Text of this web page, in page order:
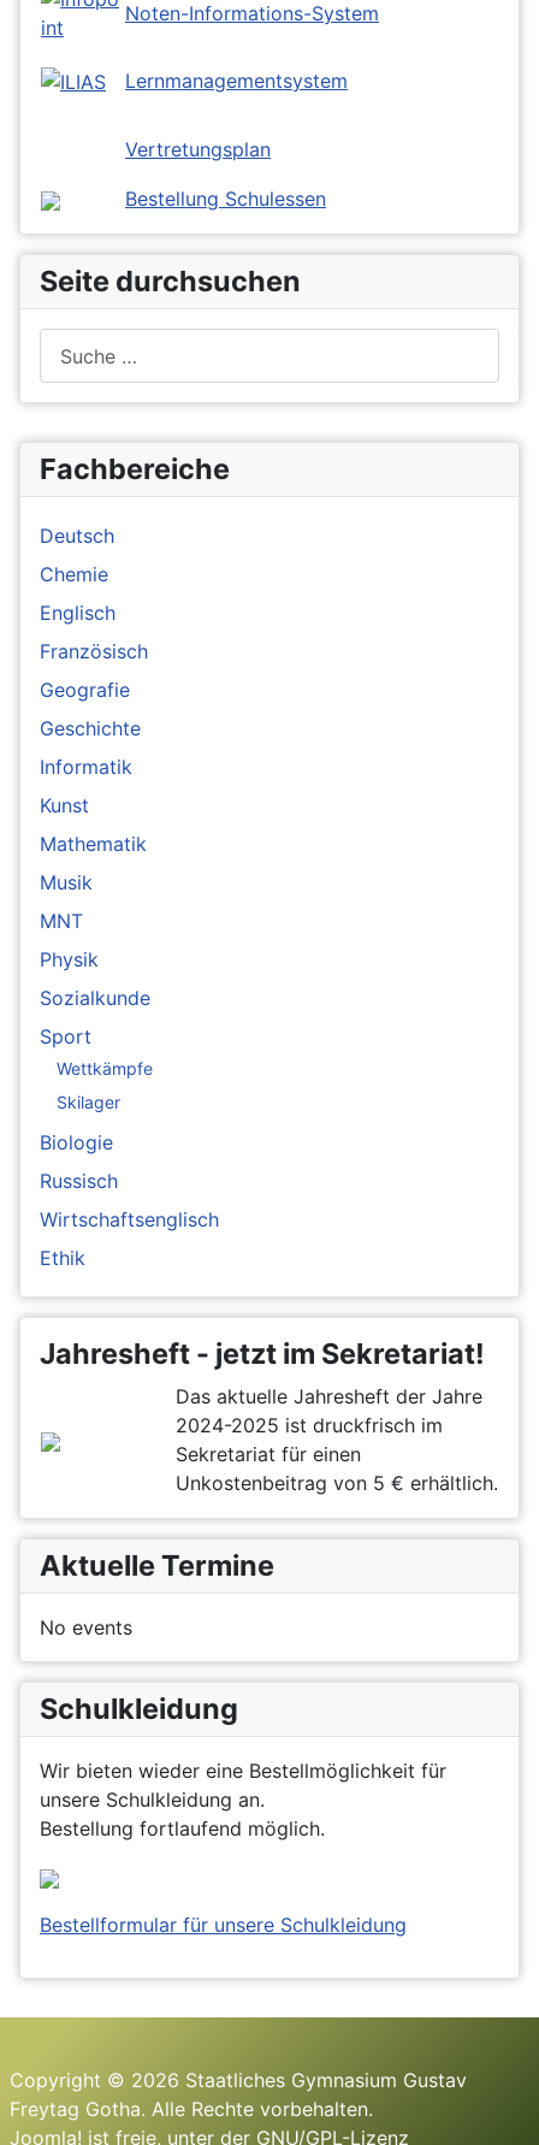
Fachbereiche
Deutsch
Chemie
Englisch
Französisch
Geografie
Geschichte
Informatik
Kunst
Mathematik
Musik
MNT
Physik
Sozialkunde
Sport
Wettkämpfe
Skilager
Biologie
Russisch
Wirtschaftsenglisch
Ethik
Jahresheft - jetzt im Sekretariat!
Das aktuelle Jahresheft der Jahre
2024-2025 ist druckfrisch im
Sekretariat für einen
Unkostenbeitrag von 5 € erhältlich.
Aktuelle Termine
No events
Schulkleidung
Wir bieten wieder eine Bestellmöglichkeit für
unsere Schulkleidung an.
Bestellung fortlaufend möglich.
Bestellformular für unsere Schulkleidung
Noten-Informations-System
Lernmanagementsystem
Vertretungsplan
Bestellung Schulessen
Seite durchsuchen
Copyright © 2026 Staatliches Gymnasium Gustav
Freytag Gotha. Alle Rechte vorbehalten.
Joomla! ist freie, unter der GNU/GPL-Lizenz